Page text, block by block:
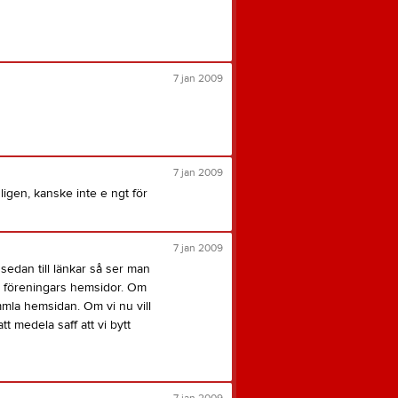
7 jan 2009
7 jan 2009
kanske inte e ngt för
7 jan 2009
till länkar så ser man
hemsidor. Om
hemsidan. Om vi nu vill
medela saff att vi bytt